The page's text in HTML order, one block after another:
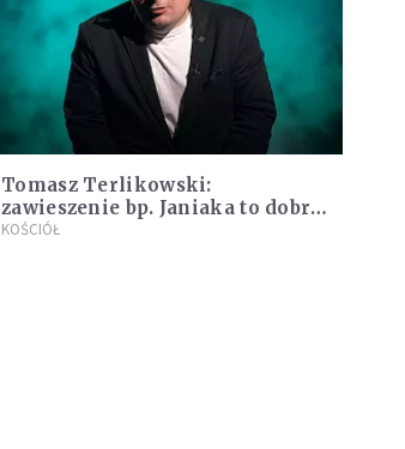
Tomasz Terlikowski:
zawieszenie bp. Janiaka to dobra
decyzja, ale bez przełomu
KOŚCIÓŁ